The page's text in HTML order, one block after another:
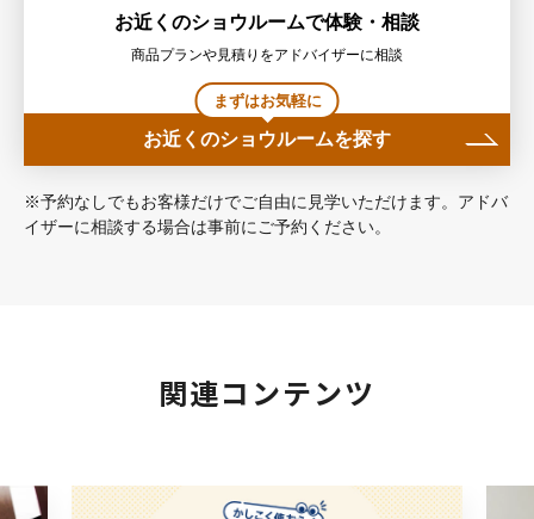
お近くのショウルームで体験・相談
商品プランや見積りをアドバイザーに相談
まずはお気軽に
お近くのショウルームを探す
※予約なしでもお客様だけでご自由に見学いただけます。アドバ
イザーに相談する場合は事前にご予約ください。
関連コンテンツ